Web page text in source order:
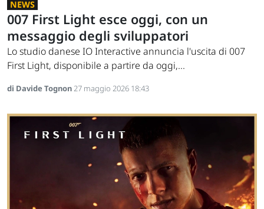
NEWS
007 First Light esce oggi, con un
messaggio degli sviluppatori
Lo studio danese IO Interactive annuncia l'uscita di 007
First Light, disponibile a partire da oggi,...
di Davide Tognon27 maggio 2026 18:43